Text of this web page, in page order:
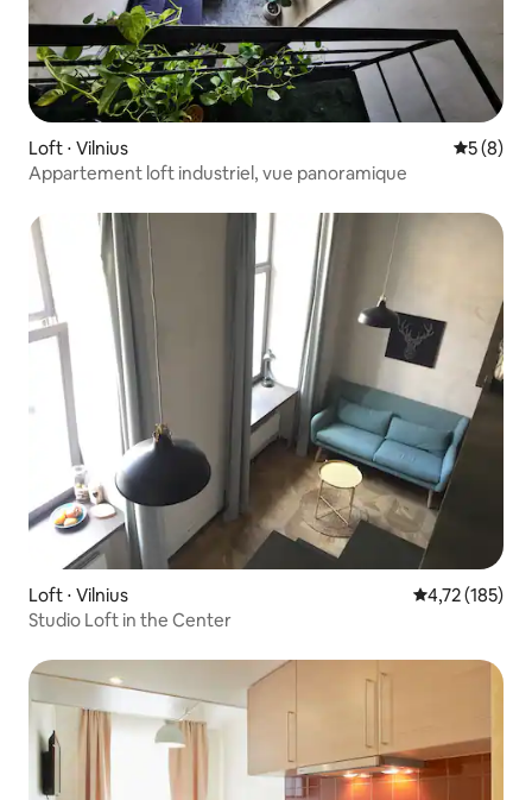
Loft ⋅ Vilnius
5 (8)
Appartement loft industriel, vue panoramique
Loft ⋅ Vilnius Évaluation
4,72 (185)
Studio Loft in the Center